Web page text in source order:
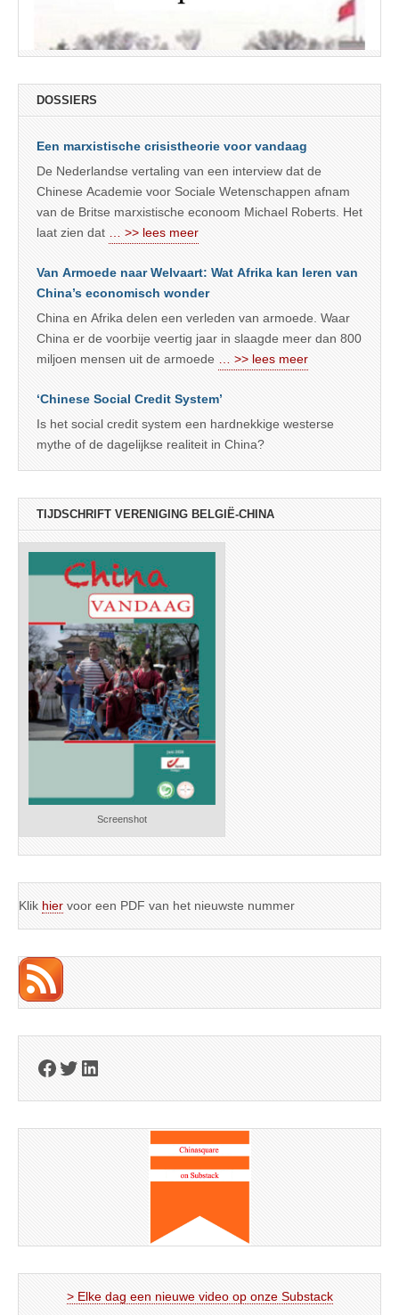
DOSSIERS
Een marxistische crisistheorie voor vandaag
De Nederlandse vertaling van een interview dat de
Chinese Academie voor Sociale Wetenschappen afnam
van de Britse marxistische econoom Michael Roberts. Het
laat zien dat
… >> lees meer
Van Armoede naar Welvaart: Wat Afrika kan leren van
China’s economisch wonder
China en Afrika delen een verleden van armoede. Waar
China er de voorbije veertig jaar in slaagde meer dan 800
miljoen mensen uit de armoede
… >> lees meer
‘Chinese Social Credit System’
Is het social credit system een hardnekkige westerse
mythe of de dagelijkse realiteit in China?
TIJDSCHRIFT VERENIGING BELGIË-CHINA
Screenshot
Klik hier voor een PDF van het nieuwste nummer
Facebook
Twitter
LinkedIn
> Elke dag een nieuwe video op onze Substack